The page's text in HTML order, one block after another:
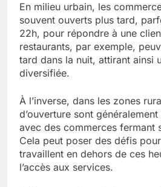
En milieu urbain, les
souvent ouverts plus tard,
22h, pour répondre à une
restaurants, par exemple,
tard dans la nuit, attirant ainsi
diversifiée.
À l’inverse, dans les zones
d’ouverture sont
avec des commerces fermant
Cela peut poser des défis
travaillent en dehors de ces
l’accès aux services.